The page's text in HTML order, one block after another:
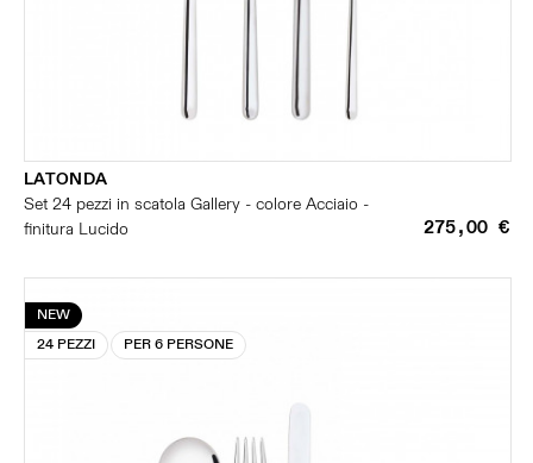
LATONDA
Set 24 pezzi in scatola Gallery - colore Acciaio -
finitura Lucido
275,00 €
NEW
24 PEZZI
PER 6 PERSONE